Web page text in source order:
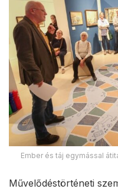
Ember és táj egymással
Művelődéstörténeti